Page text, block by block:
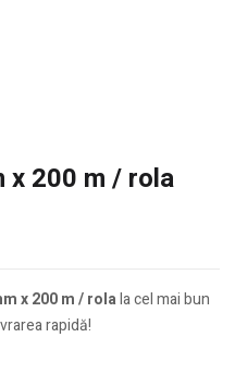
x 200 m / rola
x 200 m / rolala cel mai bun
rapidă!